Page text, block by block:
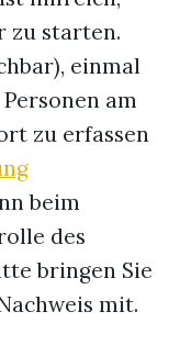
zu starten.
einmal
am
zu erfassen
beim
des
bringen Sie
mit.